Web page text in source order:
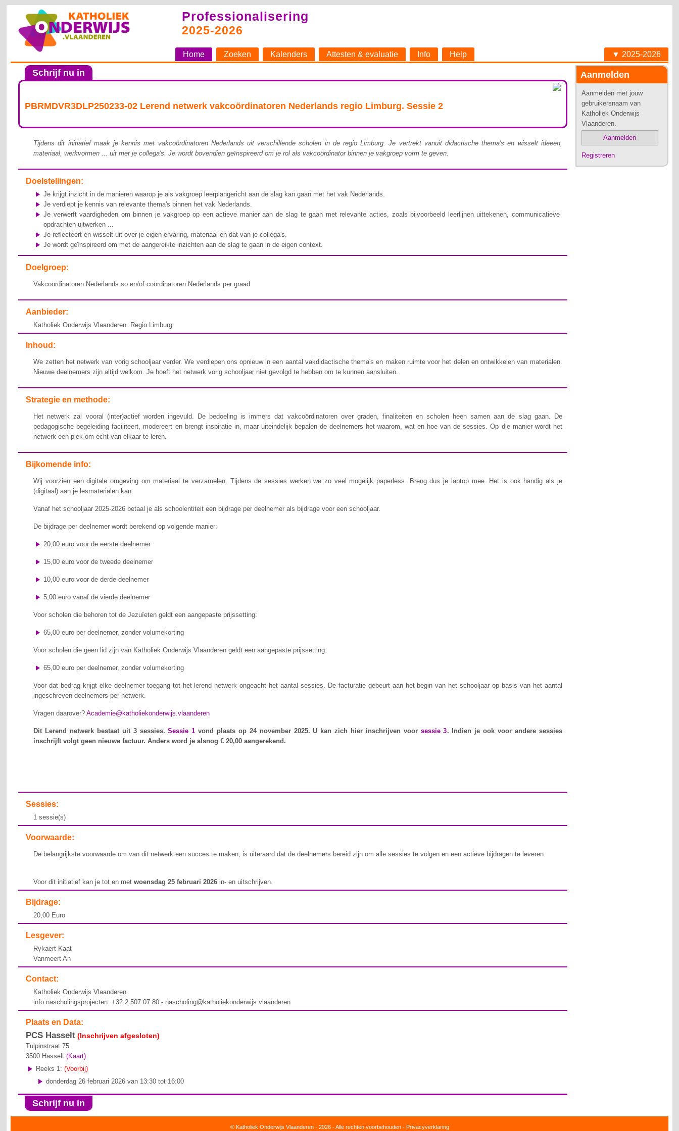
Professionalisering
2025-2026
Home Zoeken Kalenders Attesten & evaluatie Info Help ▼ 2025-2026
Aanmelden
Aanmelden met jouw
gebruikersnaam van
Katholiek Onderwijs
Vlaanderen.
Aanmelden
Registreren
Schrijf nu in
PBRMDVR3DLP250233-02 Lerend netwerk vakcoördinatoren Nederlands regio Limburg. Sessie 2
Tijdens dit initiatief maak je kennis met vakcoördinatoren Nederlands uit verschillende scholen in de regio Limburg. Je vertrekt vanuit didactische thema's en wisselt ideeën,
materiaal, werkvormen ... uit met je collega's. Je wordt bovendien geïnspireerd om je rol als vakcoördinator binnen je vakgroep vorm te geven.
Doelstellingen:
Je krijgt inzicht in de manieren waarop je als vakgroep leerplangericht aan de slag kan gaan met het vak Nederlands.
Je verdiept je kennis van relevante thema's binnen het vak Nederlands.
Je verwerft vaardigheden om binnen je vakgroep op een actieve manier aan de slag te gaan met relevante acties, zoals bijvoorbeeld leerlijnen uittekenen, communicatieve
opdrachten uitwerken ...
Je reflecteert en wisselt uit over je eigen ervaring, materiaal en dat van je collega's.
Je wordt geïnspireerd om met de aangereikte inzichten aan de slag te gaan in de eigen context.
Doelgroep:
Vakcoördinatoren Nederlands so en/of coördinatoren Nederlands per graad
Aanbieder:
Katholiek Onderwijs Vlaanderen. Regio Limburg
Inhoud:
We zetten het netwerk van vorig schooljaar verder. We verdiepen ons opnieuw in een aantal vakdidactische thema's en maken ruimte voor het delen en ontwikkelen van materialen.
Nieuwe deelnemers zijn altijd welkom. Je hoeft het netwerk vorig schooljaar niet gevolgd te hebben om te kunnen aansluiten.
Strategie en methode:
Het netwerk zal vooral (inter)actief worden ingevuld. De bedoeling is immers dat vakcoördinatoren over graden, finaliteiten en scholen heen samen aan de slag gaan. De
pedagogische begeleiding faciliteert, modereert en brengt inspiratie in, maar uiteindelijk bepalen de deelnemers het waarom, wat en hoe van de sessies. Op die manier wordt het
netwerk een plek om echt van elkaar te leren.
Bijkomende info:
Wij voorzien een digitale omgeving om materiaal te verzamelen. Tijdens de sessies werken we zo veel mogelijk paperless. Breng dus je laptop mee. Het is ook handig als je
(digitaal) aan je lesmaterialen kan.
Vanaf het schooljaar 2025-2026 betaal je als schoolentiteit een bijdrageper deelnemer als bijdrage voor een schooljaar.
De bijdrage per deelnemer wordt berekend op volgende manier:
20,00euro voor de eerste deelnemer
15,00euro voor de tweede deelnemer
10,00euro voor de derde deelnemer
5,00euro vanaf de vierde deelnemer
Voor scholen die behoren tot de Jezuïeten geldt een aangepaste prijssetting:
65,00 euro per deelnemer,zonder volumekorting
Voor scholen diegeen lid zijn van Katholiek Onderwijs Vlaanderen geldt een aangepaste prijssetting:
65,00 euro per deelnemer,zonder volumekorting
Voor dat bedrag krijgt elke deelnemer toegang tot het lerend netwerk ongeacht het aantal sessies. De facturatie gebeurt aan het begin van het schooljaar op basis van het aantal
ingeschreven deelnemers per netwerk.
Vragen daarover?Academie@katholiekonderwijs.vlaanderen
Dit Lerend netwerk bestaat uit 3 sessies.Sessie 1 vond plaats op 24 november 2025. U kan zich hier inschrijven voor sessie 3. Indien je ook voor andere sessies
inschrijft volgt geen nieuwe factuur. Anders word je alsnog € 20,00 aangerekend.
Sessies:
1 sessie(s)
Voorwaarde:
De belangrijkste voorwaarde om van dit netwerk een succes te maken, is uiteraard dat de deelnemers bereid zijn om alle sessies te volgen en een actieve bijdragen te leveren.
Voor dit initiatief kan je tot en metwoensdag 25 februari 2026 in- en uitschrijven.
Bijdrage:
20,00 Euro
Lesgever:
Rykaert Kaat
Vanmeert An
Contact:
Katholiek Onderwijs Vlaanderen
info nascholingsprojecten: +32 2 507 07 80 - nascholing@katholiekonderwijs.vlaanderen
Plaats en Data:
PCS Hasselt (Inschrijven afgesloten)
Tulpinstraat 75
3500 Hasselt (Kaart)
Reeks 1:(Voorbij)
donderdag 26 februari 2026 van 13:30 tot 16:00
Schrijf nu in
© Katholiek Onderwijs Vlaanderen - 2026 - Alle rechten voorbehouden - Privacyverklaring